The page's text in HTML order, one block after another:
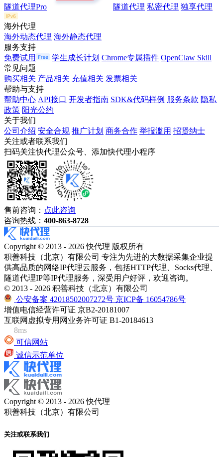
隧道代理Pro 隧道代理 私密代理 独享代理
海外代理
海外动态代理 海外静态代理
服务支持
免费试用
学生成长计划 Chrome专属插件 OpenClaw Skill
常见问题
购买相关 产品相关 充值相关 发票相关
帮助与支持
帮助中心 API接口 开发者指南 SDK&代码样例 服务条款 隐私
政策 阳光公约
关于我们
公司介绍 安全合规 推广计划 商务合作 举报滥用 招贤纳士
关注或者联系我们
扫码关注快代理公众号、添加快代理小程序
售前咨询： 点此咨询
咨询热线： 400-863-8728
Copyright © 2013 - 2026 快代理 版权所有
积善科技（北京）有限公司 专注为先进的大数据采集企业提
供高品质的网络IP代理云服务，包括HTTP代理、Socks代理、
隧道代理IP等IP代理服务，深受用户好评，欢迎咨询。
© 2013 - 2026 积善科技（北京）有限公司
公安备案 42018502007272号 京ICP备 16054786号
增值电信经营许可证 京B2-20181007
互联网虚拟专用网业务许可证 B1-20184613
8ms
可信网站
诚信示范单位
Copyright © 2013 - 2026 快代理
积善科技（北京）有限公司
关注或联系我们